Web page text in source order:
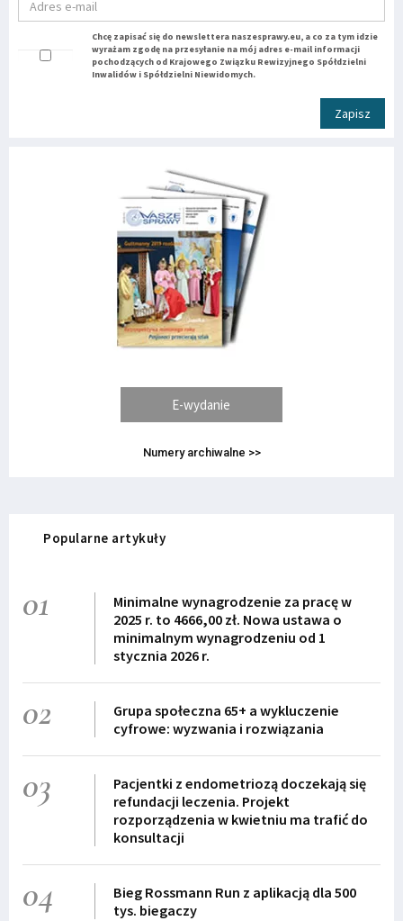
Chcę zapisać się do newslettera naszesprawy.eu, a co za tym idzie
wyrażam zgodę na przesyłanie na mój adres e-mail informacji
pochodzących od Krajowego Związku Rewizyjnego Spółdzielni
Inwalidów i Spółdzielni Niewidomych.
Zapisz
E-wydanie
Numery archiwalne >>
Popularne artykuły
01
Minimalne wynagrodzenie za pracę w
2025 r. to 4666,00 zł. Nowa ustawa o
minimalnym wynagrodzeniu od 1
stycznia 2026 r.
02
Grupa społeczna 65+ a wykluczenie
cyfrowe: wyzwania i rozwiązania
03
Pacjentki z endometriozą doczekają się
refundacji leczenia. Projekt
rozporządzenia w kwietniu ma trafić do
konsultacji
04
Bieg Rossmann Run z aplikacją dla 500
tys. biegaczy